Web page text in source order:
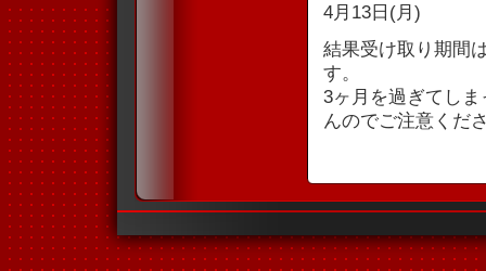
4月13日(月)
結果受け取り期間
す。
3ヶ月を過ぎてし
んのでご注意くだ